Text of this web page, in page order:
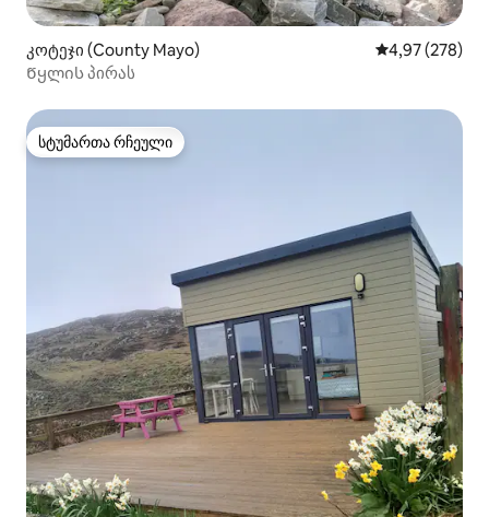
კოტეჯი (County Mayo) საშუალო
4,97 (278)
Წყლის პირას
სტუმართა რჩეული
სტუმართა რჩეული